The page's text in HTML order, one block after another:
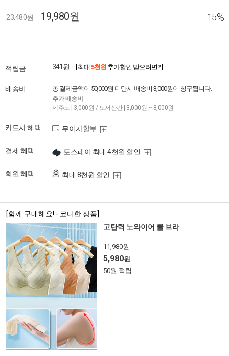
23,480원 19,980원 15%
적립금 341원 [ 최대 5천원 추가할인 받으려면? ]
배송비 총 결제금액이 50,000원 미만시 배송비 3,000원이 청구됩니다.
추가 배송비
제주도 | 3,000원 / 도서산간 | 3,000원 ~ 8,000원
카드사 혜택 무이자할부
결제 혜택 토스페이 최대 4천원 할인
회원 혜택 최대 8천원 할인
[함께 구매해요! - 코디한 상품]
고탄력 노와이어 쿨 브라
11,980원
5,980원
50원 적립